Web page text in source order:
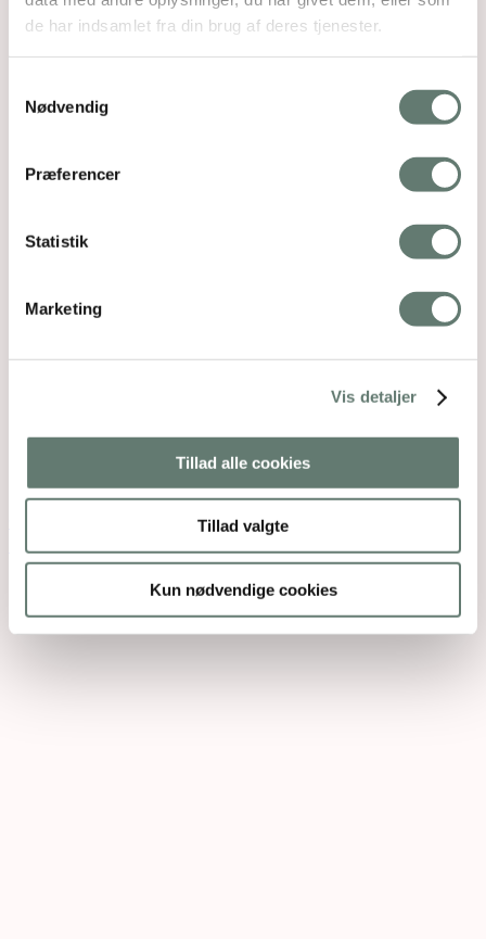
de har indsamlet fra din brug af deres tjenester.
Nødvendig
Præferencer
Statistik
Marketing
Vis detaljer
Tillad alle cookies
Tillad valgte
Kun nødvendige cookies
Open post by rosemaimonide with ID
18131383003616293